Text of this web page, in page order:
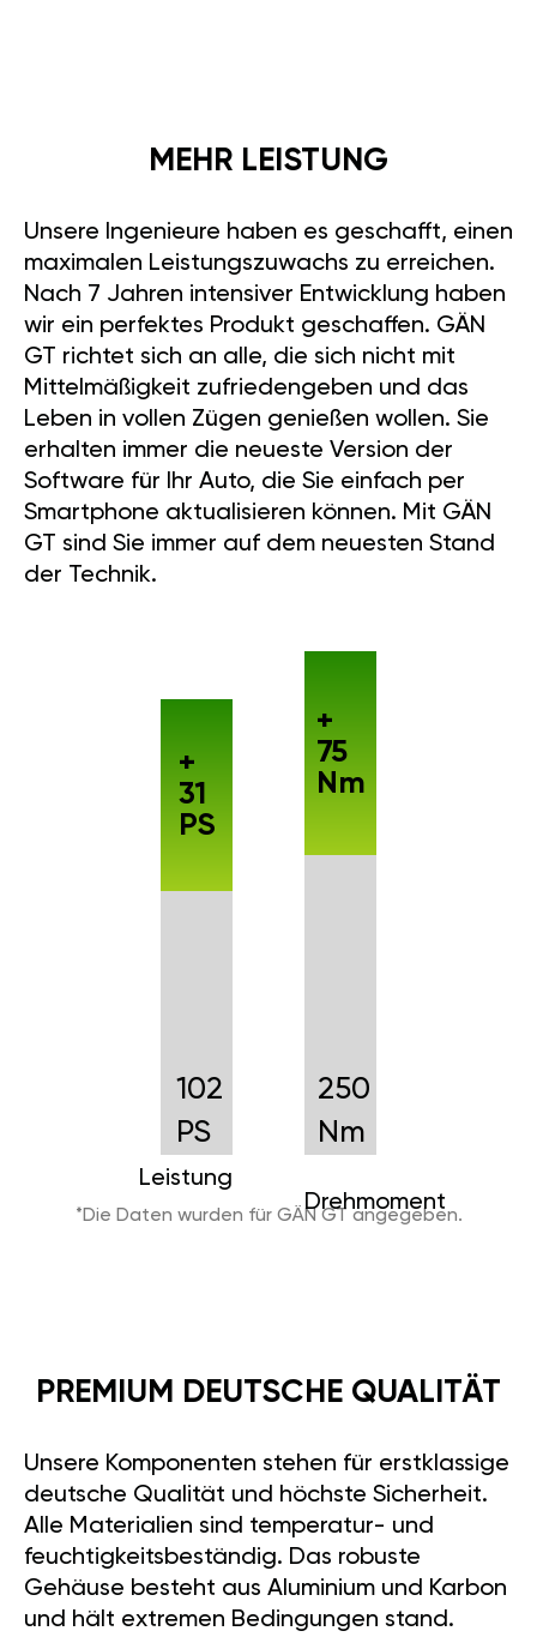
MEHR LEISTUNG
Unsere Ingenieure haben es geschafft, einen
maximalen Leistungszuwachs zu erreichen.
Nach 7 Jahren intensiver Entwicklung haben
wir ein perfektes Produkt geschaffen. GÄN
GT richtet sich an alle, die sich nicht mit
Mittelmäßigkeit zufriedengeben und das
Leben in vollen Zügen genießen wollen. Sie
erhalten immer die neueste Version der
Software für Ihr Auto, die Sie einfach per
Smartphone aktualisieren können. Mit GÄN
GT sind Sie immer auf dem neuesten Stand
der Technik.
102
PS
Leistung
+
31
PS
250
Nm
Drehmoment
+
75
Nm
*Die Daten wurden für GÄN GT angegeben.
PREMIUM DEUTSCHE QUALITÄT
Unsere Komponenten stehen für erstklassige
deutsche Qualität und höchste Sicherheit.
Alle Materialien sind temperatur- und
feuchtigkeitsbeständig. Das robuste
Gehäuse besteht aus Aluminium und Karbon
und hält extremen Bedingungen stand.